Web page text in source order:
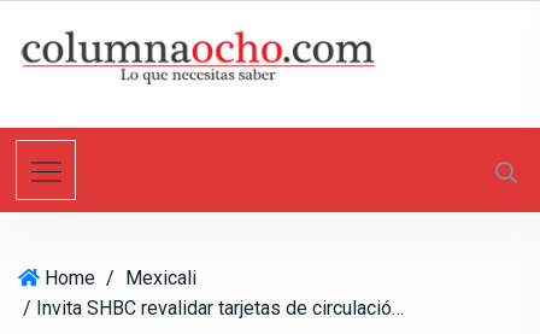
t
Home / Mexicali
/ Invita SHBC revalidar tarjetas de circulación de vehículos 2012